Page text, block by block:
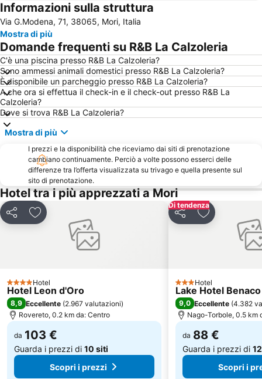
Lago di Tenno
Borgo Trento
Movieland Studio Park
Lago di Ledro
Lago di Tovel
Borgo Roma
Mercatini di Natale di Trento
Parco Natura Viva
Fiera internazionale dei cavalli
Campo Carlo Magno
Lago di Caldonazzo
Lago d'Idro
Piazza Duomo e Centro Storico
Piazza Bra
Borgo di Rango
Lago di Lavarone
Santa Chiara
Ski Area Pinzolo
Museo delle palafitte del Lago di Ledro
Canove di Roana
Centro storico
Grotte di Catullo
Porta Nuova
Stadio Marcantonio Bentegodi
Mercatino di Natale
Centro Storico di Bardolino
Paganella Ski
Casa di Giulietta
Monte Baldo - Malcesine
Cima Palon - Monte Bondone
Riva del Garda Fiere Congressi
San Massimo
Centro Storico
Informazioni sulla struttura
Via G.Modena, 71, 38065, Mori, Italia
Mostra di più
Domande frequenti su R&B La Calzoleria
C'è una piscina presso R&B La Calzoleria?
Sono ammessi animali domestici presso R&B La Calzoleria?
È disponibile un parcheggio presso R&B La Calzoleria?
A che ora si effettua il check-in e il check-out presso R&B La
Calzoleria?
Dove si trova R&B La Calzoleria?
Mostra di più
I prezzi e la disponibilità che riceviamo dai siti di prenotazione
cambiano continuamente. Perciò a volte possono esserci delle
differenze tra l’offerta visualizzata su trivago e quella presente sul
sito di prenotazione.
Hotel tra i più apprezzati a Mori
CondividiAggiungi ai preferiti
4 StelleHotel
Hotel Leon d'Oro
8,9 Eccellente (2.967 valutazioni)
Rovereto, 0.2 km da: Centro
da 103 €
Guarda i prezzi di 10 siti
Scopri i prezzi
Di tendenza
CondividiAggiungi ai
3 StelleHotel
Lake Hotel Benaco
9,0 Eccellente (4.382
Nago-Torbole, 0.5 km
da 88 €
Guarda i prezzi di
Scopri i